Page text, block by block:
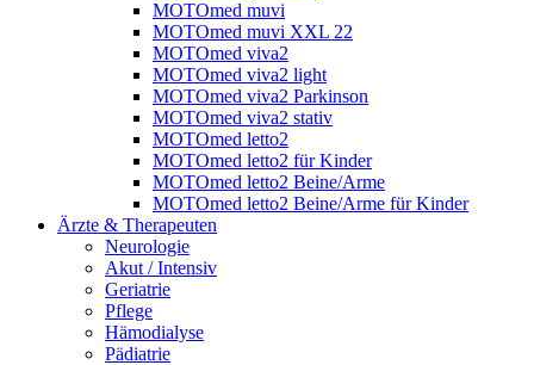
MOTOmed muvi
MOTOmed muvi XXL 22
MOTOmed viva2
MOTOmed viva2 light
MOTOmed viva2 Parkinson
MOTOmed viva2 stativ
MOTOmed letto2
MOTOmed letto2 für Kinder
MOTOmed letto2 Beine/Arme
MOTOmed letto2 Beine/Arme für Kinder
Ärzte & Therapeuten
Neurologie
Akut / Intensiv
Geriatrie
Pflege
Hämodialyse
Pädiatrie